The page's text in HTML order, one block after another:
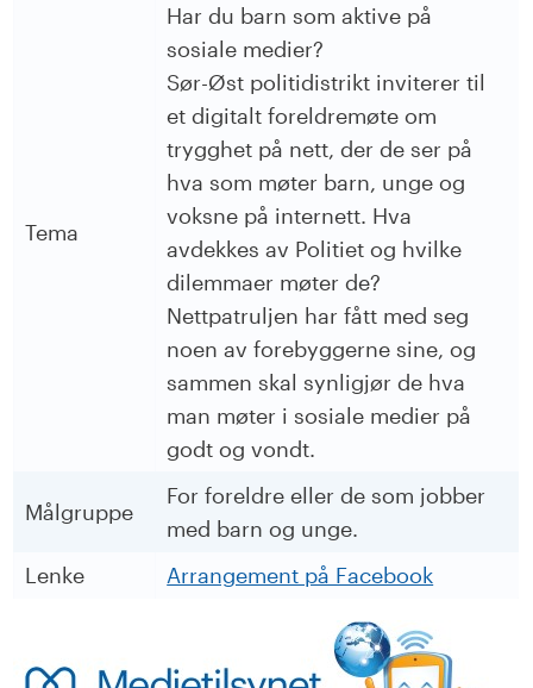
Tema
Har du barn som aktive på
sosiale medier?
Sør-Øst politidistrikt inviterer til
et digitalt foreldremøte om
trygghet på nett, der de ser på
hva som møter barn, unge og
voksne på internett. Hva
avdekkes av Politiet og hvilke
dilemmaer møter de?
Nettpatruljen har fått med seg
noen av forebyggerne sine, og
sammen skal synligjør de hva
man møter i sosiale medier på
godt og vondt.
Målgruppe
For foreldre eller de som jobber
med barn og unge.
Lenke
Arrangement på Facebook